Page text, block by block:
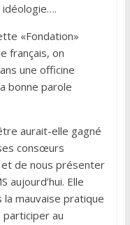
«Fondation»
français, on
une officine
bonne parole
aurait-elle gagné
consœurs
de nous présenter
aujourd’hui. Elle
mauvaise pratique
au